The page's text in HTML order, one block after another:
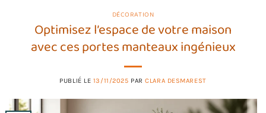
DÉCORATION
Optimisez l’espace de votre maison
avec ces portes manteaux ingénieux
PUBLIÉ LE 13/11/2025 PARCLARA DESMAREST